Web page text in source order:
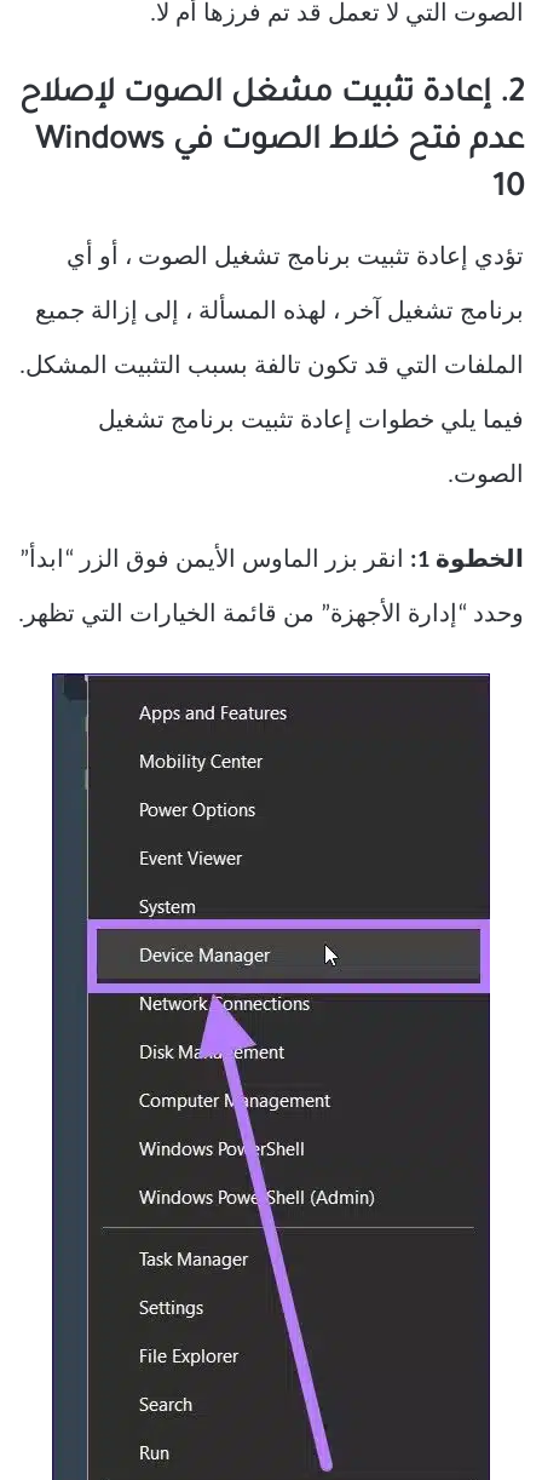
الصوت التي لا تعمل قد تم فرزها أم لا.
2. إعادة تثبيت مشغل الصوت لإصلاح
عدم فتح خلاط الصوت في Windows
10
تؤدي إعادة تثبيت برنامج تشغيل الصوت ، أو أي
برنامج تشغيل آخر ، لهذه المسألة ، إلى إزالة جميع
الملفات التي قد تكون تالفة بسبب التثبيت المشكل.
فيما يلي خطوات إعادة تثبيت برنامج تشغيل
الصوت.
الخطوة 1: انقر بزر الماوس الأيمن فوق الزر “ابدأ”
وحدد “إدارة الأجهزة” من قائمة الخيارات التي تظهر.